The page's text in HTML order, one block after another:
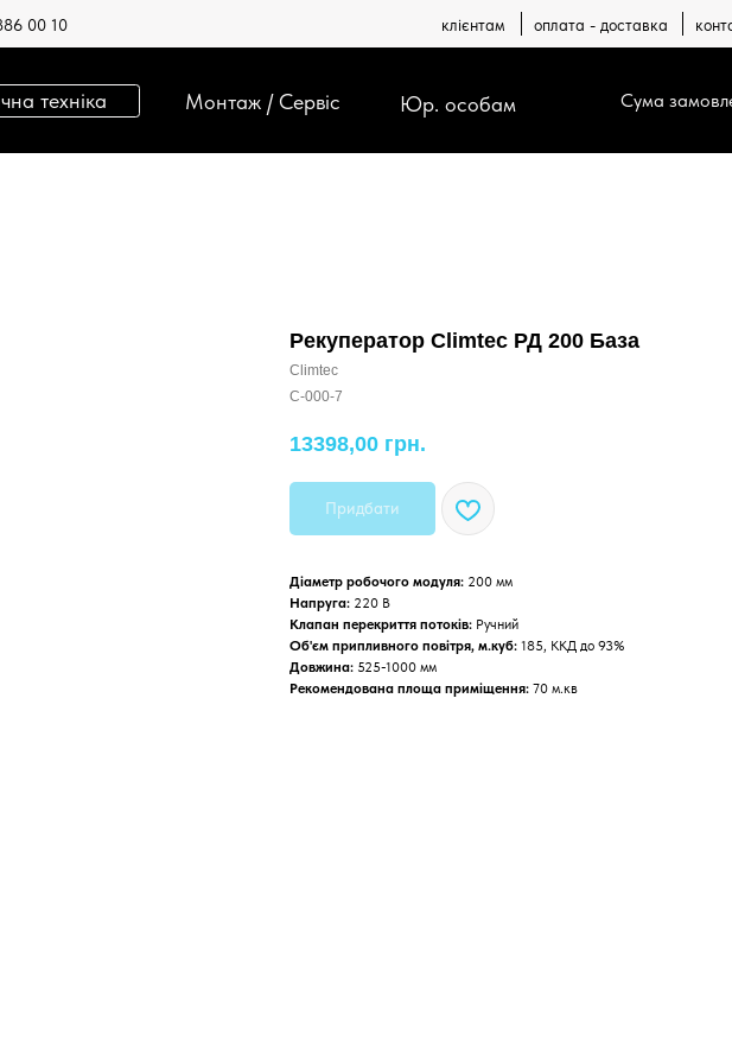
оплата - доставка
00 10 клієнтам
Сума замовлення 0 грн.
Монтаж / Сервіс Юр. особам
Рекуператор Climtec РД 200 База
Climtec
C-000-7
13398,00 грн.
Придбати
Діаметр робочого модуля: 200 мм
Напруга: 220 В
Клапан перекриття потоків: Ручний
Об'єм припливного повітря, м.куб: 185, ККД до 93%
Довжина: 525-1000 мм
Рекомендована площа приміщення: 70 м.кв